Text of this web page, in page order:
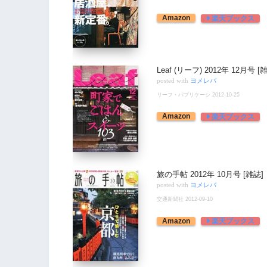
Amazon 楽天ブックス
Leaf (リーフ) 2012年 12月号 [
posted with ヨメレバ
リーフ・パブリケーシ 2012-10-25
Amazon 楽天ブックス
旅の手帖 2012年 10月号 [雑誌]
posted with ヨメレバ
交通新聞社 2012-09-10
Amazon 楽天ブックス